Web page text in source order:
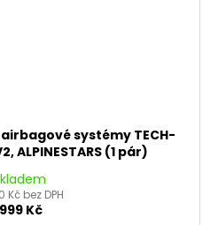
systémy TECH-
ALPINESTARS (1 pár)
Kč bez DPH
Kč